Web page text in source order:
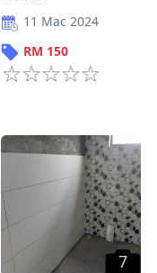
11 Mac 2024
RM 150
7